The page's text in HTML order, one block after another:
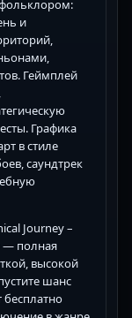
и
Геймплей
Графика
в стиле
саундтрек
Journey –
— полная
высокой
шанс
бесплатно